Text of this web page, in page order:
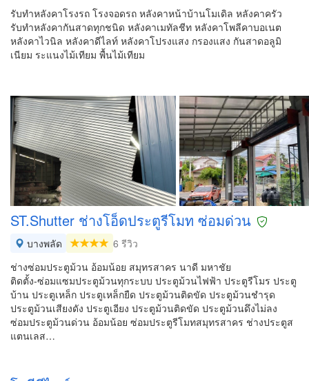
รับทำหลังคาโรงรถ โรงจอดรถ หลังคาหน้าบ้านโมเดิล หลังคาครัว
รับทำหลังคากันสาดทุกชนิด หลังคาเมทัลชีท หลังคาโพลีคาบอเนต
หลังคาไวนิล หลังคาดีไลท์ หลังคาโปรงแสง กรองแสง กันสาดอลูมิ
เนียม ระแนงไม้เทียม พื้นไม้เทียม
ST.Shutter ช่างโอ็ดประตูรีโมท ซ่อมด่วน
บางพลัด
6 รีวิว
ช่างซ่อมประตูม้วน อ้อมน้อย สมุทรสาคร นาดี มหาชัย
ติดตั้ง-ซ่อมแซมประตูม้วนทุกระบบ ประตูม้วนไฟฟ้า ประตูรีโมร ประตู
บ้าน ประตูเหล็ก ประตูเหล็กยืด ประตูม้วนติดขัด ประตูม้วนชำรุด
ประตูม้วนเสียงดัง ประตูเอียง ประตูม้วนติดขัด ประตูม้วนดึงไม่ลง
ซ่อมประตูม้วนด่วน อ้อมน้อย ซ่อมประตูรีโมทสมุทรสาคร ช่างประตูส
แตนเลส…